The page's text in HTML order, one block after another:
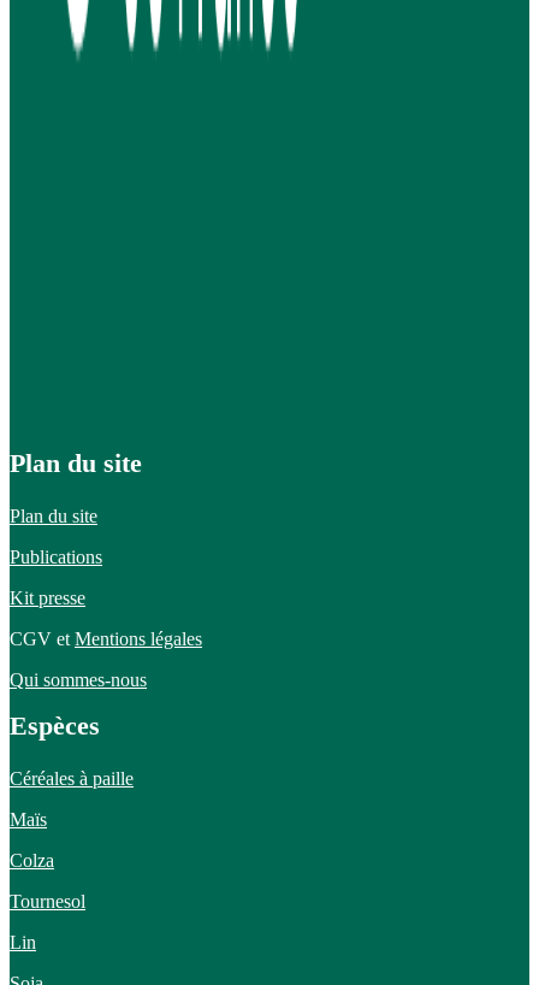
Plan du site
Plan du site
Publications
Kit presse
CGV et Mentions légales
Qui sommes-nous
Espèces
Céréales à paille
Maïs
Colza
Tournesol
Lin